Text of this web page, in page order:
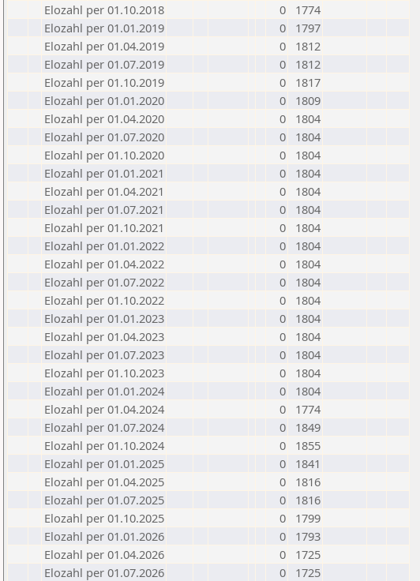
Elozahl per 01.10.2018
0
1774
Elozahl per 01.01.2019
0
1797
Elozahl per 01.04.2019
0
1812
Elozahl per 01.07.2019
0
1812
Elozahl per 01.10.2019
0
1817
Elozahl per 01.01.2020
0
1809
Elozahl per 01.04.2020
0
1804
Elozahl per 01.07.2020
0
1804
Elozahl per 01.10.2020
0
1804
Elozahl per 01.01.2021
0
1804
Elozahl per 01.04.2021
0
1804
Elozahl per 01.07.2021
0
1804
Elozahl per 01.10.2021
0
1804
Elozahl per 01.01.2022
0
1804
Elozahl per 01.04.2022
0
1804
Elozahl per 01.07.2022
0
1804
Elozahl per 01.10.2022
0
1804
Elozahl per 01.01.2023
0
1804
Elozahl per 01.04.2023
0
1804
Elozahl per 01.07.2023
0
1804
Elozahl per 01.10.2023
0
1804
Elozahl per 01.01.2024
0
1804
Elozahl per 01.04.2024
0
1774
Elozahl per 01.07.2024
0
1849
Elozahl per 01.10.2024
0
1855
Elozahl per 01.01.2025
0
1841
Elozahl per 01.04.2025
0
1816
Elozahl per 01.07.2025
0
1816
Elozahl per 01.10.2025
0
1799
Elozahl per 01.01.2026
0
1793
Elozahl per 01.04.2026
0
1725
Elozahl per 01.07.2026
0 1725